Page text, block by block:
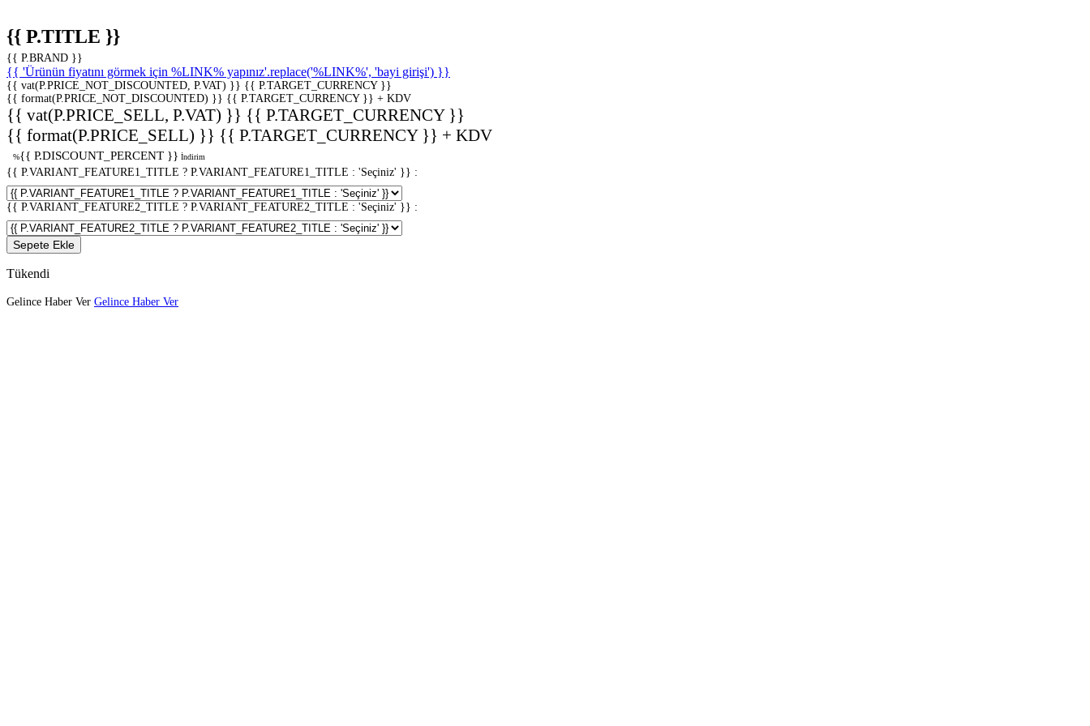
{{ P.TITLE }}
{{ P.BRAND }}
{{ 'Ürünün fiyatını görmek için %LINK% yapınız'.replace('%LINK%', 'bayi girişi') }}
{{ vat(P.PRICE_NOT_DISCOUNTED, P.VAT) }} {{ P.TARGET_CURRENCY }}
{{ format(P.PRICE_NOT_DISCOUNTED) }} {{ P.TARGET_CURRENCY }} + KDV
{{ vat(P.PRICE_SELL, P.VAT) }} {{ P.TARGET_CURRENCY }}
{{ format(P.PRICE_SELL) }} {{ P.TARGET_CURRENCY }} + KDV
%{{ P.DISCOUNT_PERCENT }} İndirim
{{ P.VARIANT_FEATURE1_TITLE ? P.VARIANT_FEATURE1_TITLE : 'Seçiniz' }} :
{{ P.VARIANT_FEATURE2_TITLE ? P.VARIANT_FEATURE2_TITLE : 'Seçiniz' }} :
Sepete Ekle
Tükendi
Gelince Haber Ver Gelince Haber Ver